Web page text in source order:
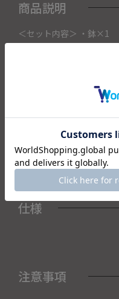
商品説明
＜セット内容＞ ・鉢×1
こちらの商品は織部下北
ご注文いただいたタイミ
切れた場合は、キャンセ
また織部下北沢店から
予めご了承くださいませ。
仕様
注意事項